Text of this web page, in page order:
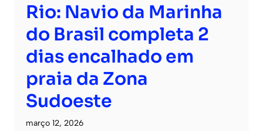
Rio: Navio da Marinha
do Brasil completa 2
dias encalhado em
praia da Zona
Sudoeste
março 12, 2026